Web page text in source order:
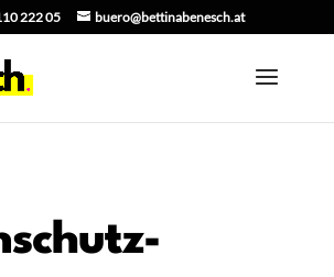
222 05 buero@bettinabenesch.at